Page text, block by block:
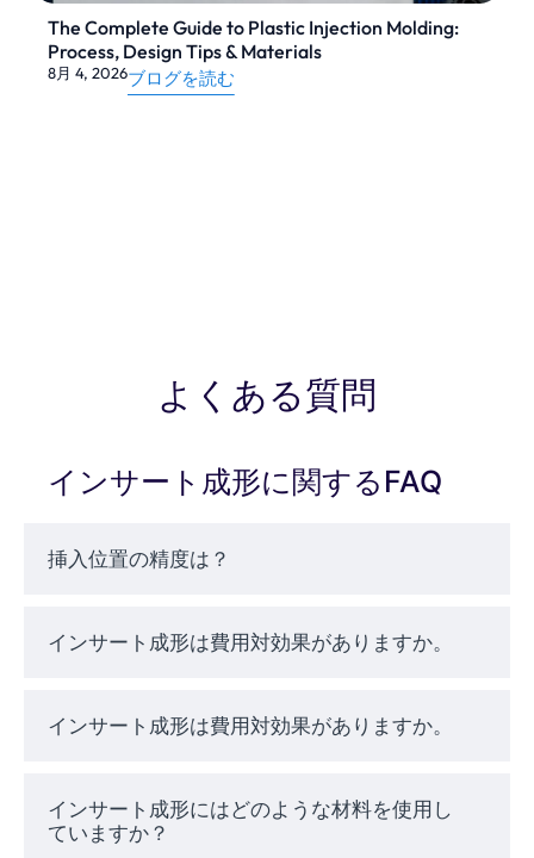
成形された部品（多くの場合、金属またはセ
ラミック）を金型に入れ、プラスチックで包
む成形方法である。プラスチックは成形工程
ンサート成形では、通常、プラスチックと非
インサート成形の利
点
インサート成形は利便性だけでなく、性能面
弱い接合部が少なく、より強固な部品ア
The Complete Guide to Plastic Injection Molding:
Process, Design Tips & Materials
8月 4, 2026ブログを読む
よくある質問
インサート成形に関するFAQ
挿入位置の精度は？
インサート成形は費用対効果がありますか。
インサート成形は費用対効果がありますか。
インサート成形にはどのような材料を使用し
ていますか？